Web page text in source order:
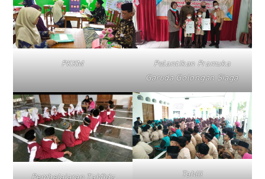
PKKM
Pelantikan Pramuka
Garuda Golongan Siaga
Pembelajaran Tahfidz Tahlil